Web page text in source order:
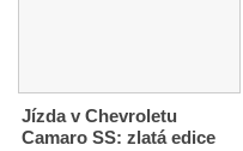
Jízda v Chevroletu
Camaro SS: zlatá edice